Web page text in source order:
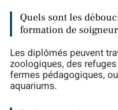
Quels sont les
formation de
Les diplômés peuvent
zoologiques, des
fermes pédagogiques,
aquariums.